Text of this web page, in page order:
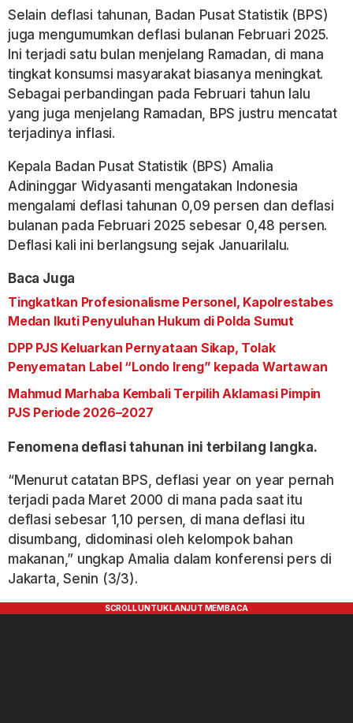
Selain deflasi tahunan, Badan Pusat Statistik (BPS)
juga mengumumkan deflasi bulanan Februari 2025.
Ini terjadi satu bulan menjelang Ramadan, di mana
tingkat konsumsi masyarakat biasanya meningkat.
Sebagai perbandingan pada Februari tahun lalu
yang juga menjelang Ramadan, BPS justru mencatat
terjadinya inflasi.
Kepala Badan Pusat Statistik (BPS) Amalia
Adininggar Widyasanti mengatakan Indonesia
mengalami deflasi tahunan 0,09 persen dan deflasi
bulanan pada Februari 2025 sebesar 0,48 persen.
Deflasi kali ini berlangsung sejak Januarilalu.
Baca Juga
Tingkatkan Profesionalisme Personel, Kapolrestabes
Medan Ikuti Penyuluhan Hukum di Polda Sumut
DPP PJS Keluarkan Pernyataan Sikap, Tolak
Penyematan Label “Londo Ireng” kepada Wartawan
Mahmud Marhaba Kembali Terpilih Aklamasi Pimpin
PJS Periode 2026–2027
Fenomena deflasi tahunan ini terbilang langka.
“Menurut catatan BPS, deflasi year on year pernah
terjadi pada Maret 2000 di mana pada saat itu
deflasi sebesar 1,10 persen, di mana deflasi itu
disumbang, didominasi oleh kelompok bahan
makanan,” ungkap Amalia dalam konferensi pers di
Jakarta, Senin (3/3).